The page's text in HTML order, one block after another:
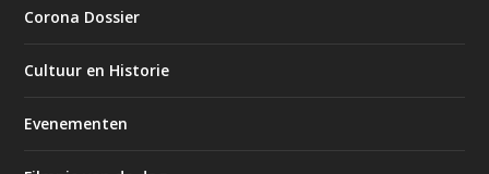
Corona Dossier
Cultuur en Historie
Evenementen